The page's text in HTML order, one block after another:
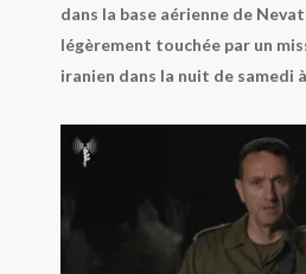
dans la base aérienne de
légèrement touchée par un
iranien dans la nuit de samedi